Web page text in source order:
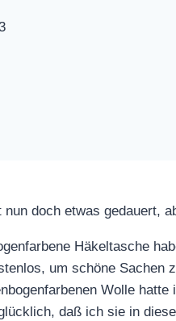
doch etwas gedauert,
Häkeltasche
um schöne Sachen
Wolle
daß ich sie in